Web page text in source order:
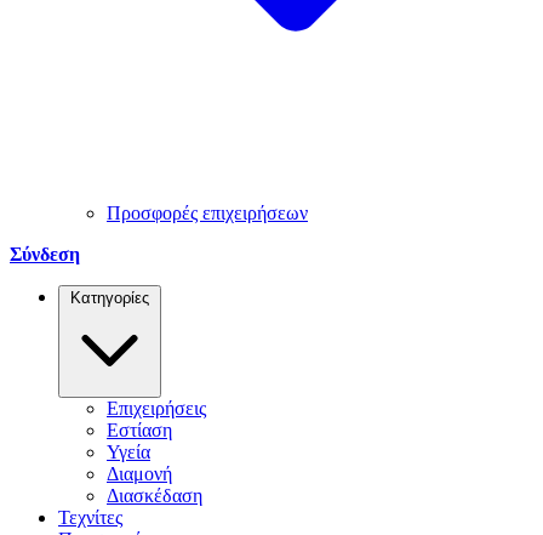
Προσφορές επιχειρήσεων
Σύνδεση
Κατηγορίες
Επιχειρήσεις
Εστίαση
Υγεία
Διαμονή
Διασκέδαση
Τεχνίτες